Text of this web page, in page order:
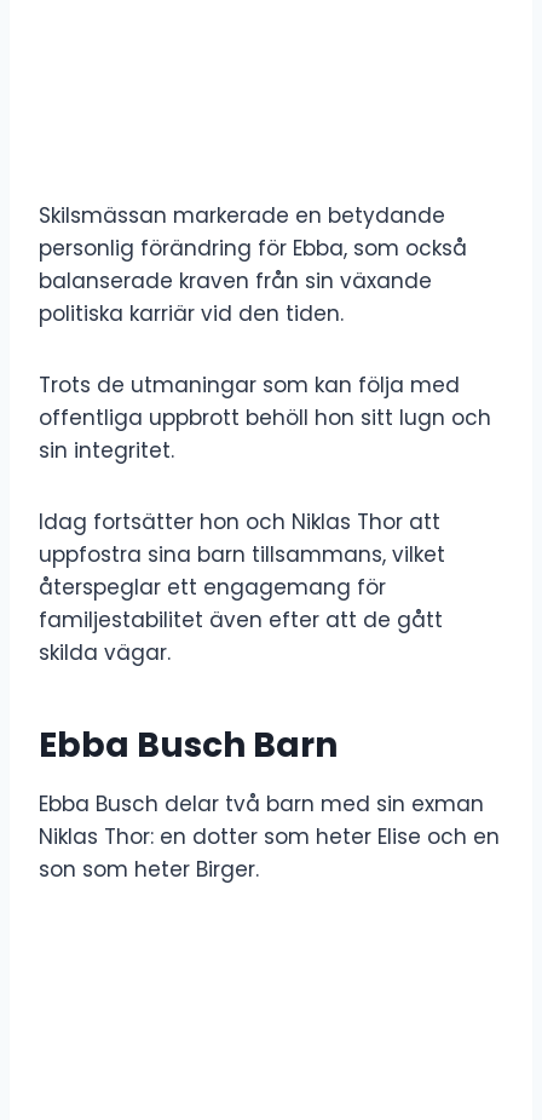
Skilsmässan markerade en betydande
personlig förändring för Ebba, som också
balanserade kraven från sin växande
politiska karriär vid den tiden.
Trots de utmaningar som kan följa med
offentliga uppbrott behöll hon sitt lugn och
sin integritet.
Idag fortsätter hon och Niklas Thor att
uppfostra sina barn tillsammans, vilket
återspeglar ett engagemang för
familjestabilitet även efter att de gått
skilda vägar.
Ebba Busch Barn
Ebba Busch delar två barn med sin exman
Niklas Thor: en dotter som heter Elise och en
son som heter Birger.